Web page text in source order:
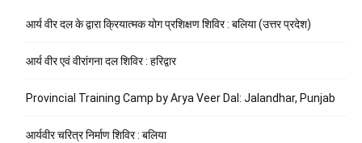
आर्य वीर दल के द्वारा क्रियात्मक योग प्रशिक्षण शिविर : बलिया (उत्तर प्रदेश)
आर्य वीर एवं वीरांगना दल शिविर : हरिद्वार
Provincial Training Camp by Arya Veer Dal: Jalandhar, Punjab
आर्यवीर चरित्र निर्माण शिविर : बलिया